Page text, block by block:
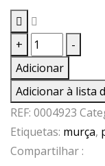
+
Quantidade
de
VINHO
T.PORCA
DE
MURÇA
0,375
-
Adicionar
Adicionar à lista
REF: 0004923
Etiquetas: murça,
Compartilhar :